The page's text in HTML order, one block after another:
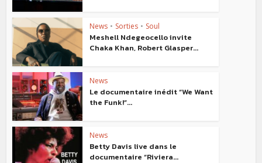
News • Sorties • Soul
Meshell Ndegeocello invite
Chaka Khan, Robert Glasper...
News
Le documentaire inédit “We Want
the Funk!”...
News
Betty Davis live dans le
documentaire “Riviera...